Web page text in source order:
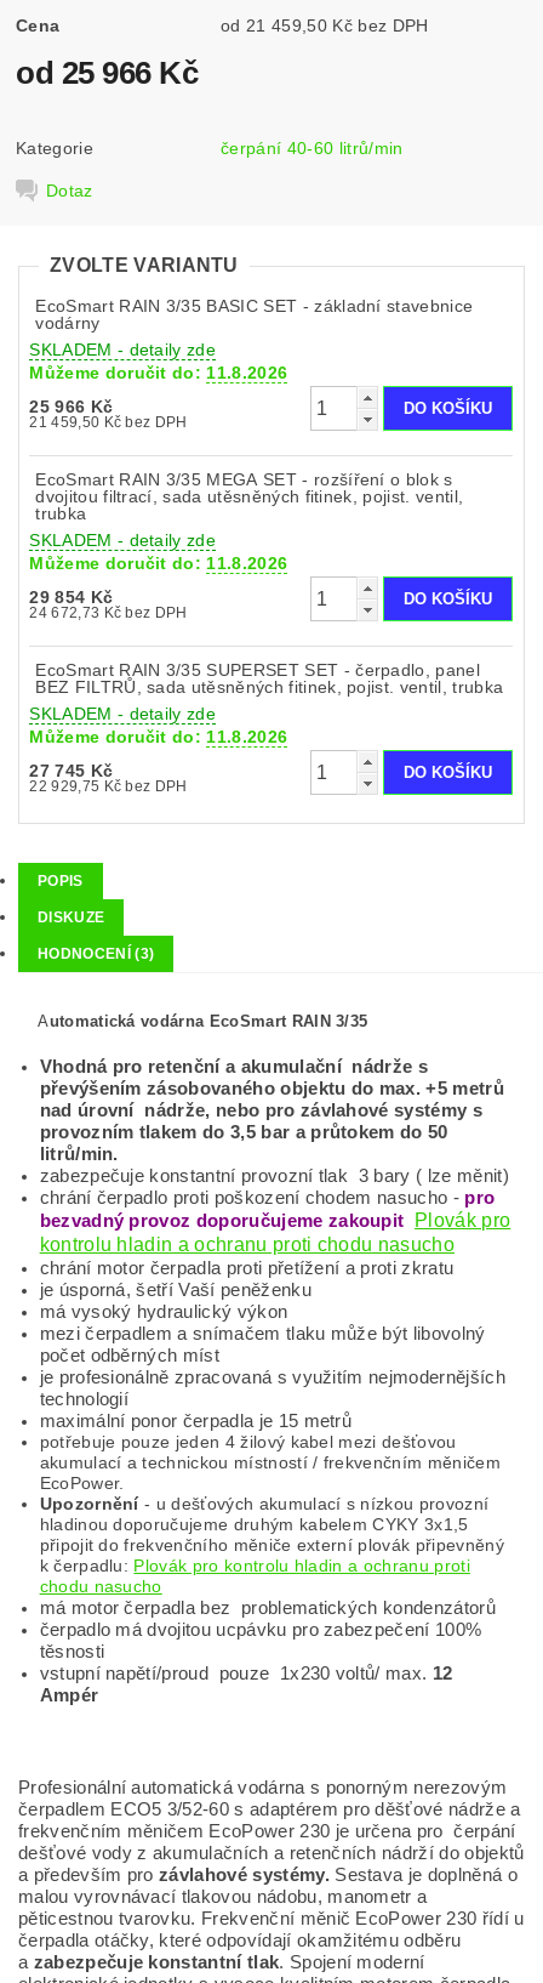
Cena od 21 459,50 Kč bez DPH
od 25 966 Kč
Kategorie čerpání 40-60 litrů/min
Dotaz
ZVOLTE VARIANTU
EcoSmart RAIN 3/35 BASIC SET - základní stavebnice
vodárny
SKLADEM - detaily zde
Můžeme doručit do: 11.8.2026
25 966 Kč
21 459,50 Kč bez DPH
EcoSmart RAIN 3/35 MEGA SET - rozšíření o blok s
dvojitou filtrací, sada utěsněných fitinek, pojist. ventil,
trubka
SKLADEM - detaily zde
Můžeme doručit do: 11.8.2026
29 854 Kč
24 672,73 Kč bez DPH
EcoSmart RAIN 3/35 SUPERSET SET - čerpadlo, panel
BEZ FILTRŮ, sada utěsněných fitinek, pojist. ventil, trubka
SKLADEM - detaily zde
Můžeme doručit do: 11.8.2026
27 745 Kč
22 929,75 Kč bez DPH
POPIS
DISKUZE
HODNOCENÍ (3)
Automatická vodárna EcoSmart RAIN 3/35
Vhodná pro retenční a akumulační nádrže s
převýšením zásobovaného objektu do max. +5 metrů
nad úrovní nádrže, nebo pro závlahové systémy s
provozním tlakem do 3,5 bar a průtokem do 50
litrů/min.
zabezpečuje konstantní provozní tlak 3 bary ( lze měnit)
chrání čerpadlo proti poškození chodem nasucho - pro
bezvadný provoz doporučujeme zakoupit
Plovák pro
kontrolu hladin a ochranu proti chodu nasucho
chrání motor čerpadla proti přetížení a proti zkratu
je úsporná, šetří Vaší peněženku
má vysoký hydraulický výkon
mezi čerpadlem a snímačem tlaku může být libovolný
počet odběrných míst
je profesionálně zpracovaná s využitím nejmodernějších
technologií
maximální ponor čerpadla je 15 metrů
potřebuje pouze jeden 4 žilový kabel mezi dešťovou
akumulací a technickou místností / frekvenčním měničem
EcoPower.
Upozornění- u dešťových akumulací s nízkou provozní
hladinou doporučujeme druhým kabelem CYKY 3x1,5
připojit do frekvenčního měniče externí plovák připevněný
k čerpadlu: Plovák pro kontrolu hladin a ochranu proti
chodu nasucho
má motor čerpadla bez problematických kondenzátorů
čerpadlo má dvojitou ucpávku pro zabezpečení 100%
těsnosti
vstupní napětí/proud pouze 1x230 voltů/ max. 12
Ampér
Profesionální automatická vodárna s ponorným nerezovým
čerpadlem ECO5 3/52-60 s adaptérem pro děšťové nádrže a
frekvenčním měničem EcoPower 230 je určena pro čerpání
dešťové vody z akumulačních a retenčních nádrží do objektů
a především prozávlahové systémy.Sestava je doplněná o
malou vyrovnávací tlakovou nádobu, manometr a
pěticestnou tvarovku. Frekvenční měnič EcoPower 230 řídí u
čerpadla otáčky, které odpovídají okamžitému odběru
a zabezpečuje konstantní tlak. Spojení moderní